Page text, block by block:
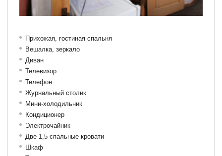
Прихожая, гостиная спальня
Вешалка, зеркало
Диван
Телевизор
Телефон
Журнальный столик
Мини-холодильник
Кондиционер
Электрочайник
Две 1,5 спальные кровати
Шкаф